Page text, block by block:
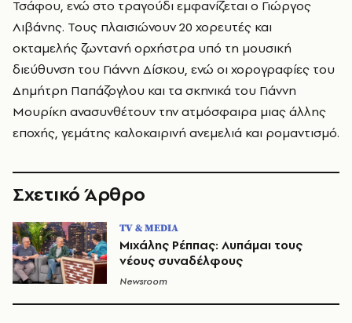
Τσάφου, ενώ στο τραγούδι εμφανίζεται ο Γιώργος
Λιβάνης. Τους πλαισιώνουν 20 χορευτές και
οκταμελής ζωντανή ορχήστρα υπό τη μουσική
διεύθυνση του Γιάννη Δίσκου, ενώ οι χορογραφίες του
Δημήτρη Παπάζογλου και τα σκηνικά του Γιάννη
Μουρίκη ανασυνθέτουν την ατμόσφαιρα μιας άλλης
εποχής, γεμάτης καλοκαιρινή ανεμελιά και ρομαντισμό.
Σχετικό Άρθρο
TV & MEDIA
Μιχάλης Ρέππας: Λυπάμαι τους
νέους συναδέλφους
Newsroom